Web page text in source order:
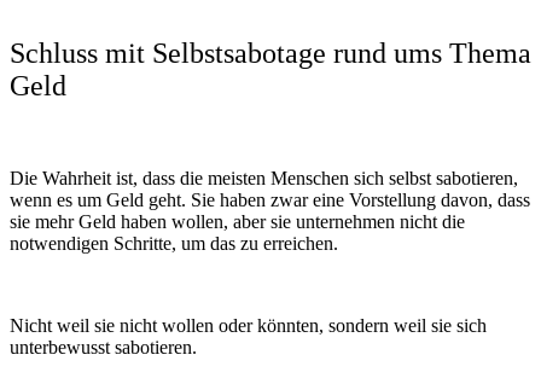
Schluss mit Selbstsabotage rund ums Thema
Geld
Die Wahrheit ist, dass die meisten Menschen sich selbst sabotieren,
wenn es um Geld geht. Sie haben zwar eine Vorstellung davon, dass
sie mehr Geld haben wollen, aber sie unternehmen nicht die
notwendigen Schritte, um das zu erreichen.
Nicht weil sie nicht wollen oder könnten, sondern weil sie sich
unterbewusst sabotieren.